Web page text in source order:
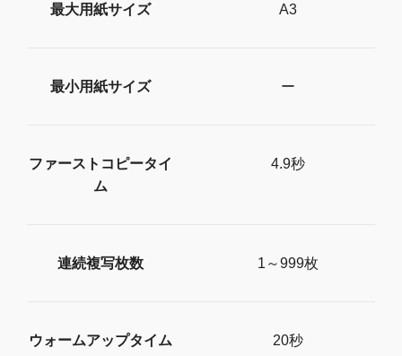
最大用紙サイズ A3
最小用紙サイズ ー
ファーストコピータイ
ム
4.9秒
連続複写枚数 1～999枚
ウォームアップタイム 20秒